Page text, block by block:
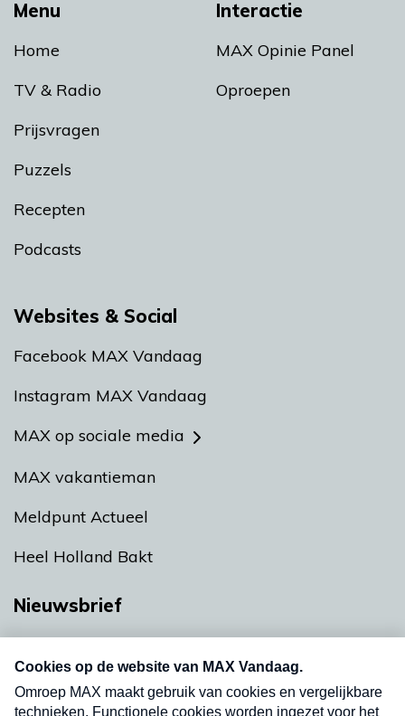
Menu
Home
TV & Radio
Prijsvragen
Puzzels
Recepten
Podcasts
Interactie
MAX Opinie Panel
Oproepen
Websites & Social
Facebook MAX Vandaag
Instagram MAX Vandaag
MAX op sociale media
MAX vakantieman
Meldpunt Actueel
Heel Holland Bakt
Nieuwsbrief
nieuwsbrief. Elke vrijdag- en dinsdagochtend in
uw mailbox.